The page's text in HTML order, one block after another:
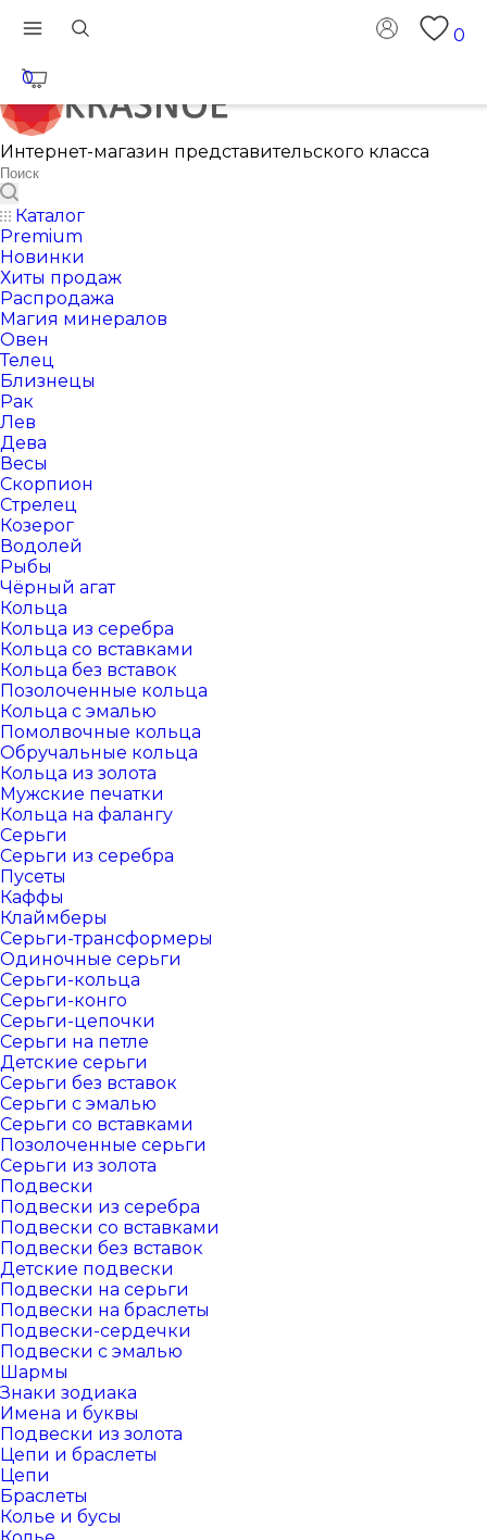
0
0
Интернет-магазин представительского класса
Каталог
Premium
Новинки
Хиты продаж
Распродажа
Магия минералов
Овен
Телец
Близнецы
Рак
Лев
Дева
Весы
Скорпион
Стрелец
Козерог
Водолей
Рыбы
Чёрный агат
Кольца
Кольца из серебра
Кольца со вставками
Кольца без вставок
Позолоченные кольца
Кольца с эмалью
Помолвочные кольца
Обручальные кольца
Кольца из золота
Мужские печатки
Кольца на фалангу
Серьги
Серьги из серебра
Пусеты
Каффы
Клаймберы
Серьги-трансформеры
Одиночные серьги
Серьги-кольца
Серьги-конго
Серьги-цепочки
Серьги на петле
Детские серьги
Серьги без вставок
Серьги с эмалью
Серьги со вставками
Позолоченные серьги
Серьги из золота
Подвески
Подвески из серебра
Подвески со вставками
Подвески без вставок
Детские подвески
Подвески на серьги
Подвески на браслеты
Подвески-сердечки
Подвески с эмалью
Шармы
Знаки зодиака
Имена и буквы
Подвески из золота
Цепи и браслеты
Цепи
Браслеты
Колье и бусы